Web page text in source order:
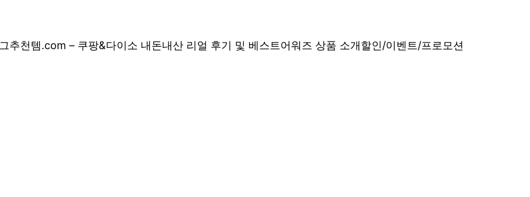
추천템.com – 쿠팡&다이소 내돈내산 리얼 후기 및 베스트어워즈 상품 소개할인/이벤트/프로모션